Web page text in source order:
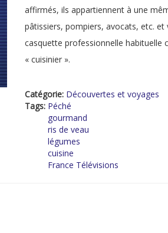
affirmés, ils appartiennent à une
pâtissiers, pompiers, avocats, etc.
casquette professionnelle habituelle
« cuisinier ».
Catégorie: Découvertes et voyages
Tags: Péché
gourmand
ris de veau
légumes
cuisine
France Télévisions